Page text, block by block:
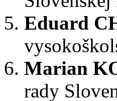
Eduard
Marian
rady